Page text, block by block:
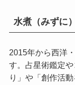
水煮（みずに）
2015年から西洋
す。占星術鑑定
り」や「創作活